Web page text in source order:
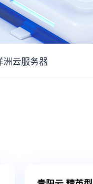
洲云服务器